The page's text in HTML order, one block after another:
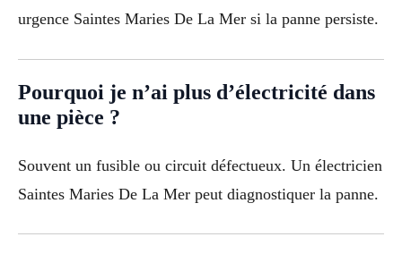
urgence Saintes Maries De La Mer si la panne persiste.
Pourquoi je n’ai plus d’électricité dans
une pièce ?
Souvent un fusible ou circuit défectueux. Un électricien
Saintes Maries De La Mer peut diagnostiquer la panne.